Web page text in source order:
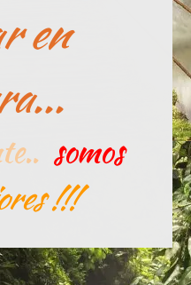
en
somos
!!!